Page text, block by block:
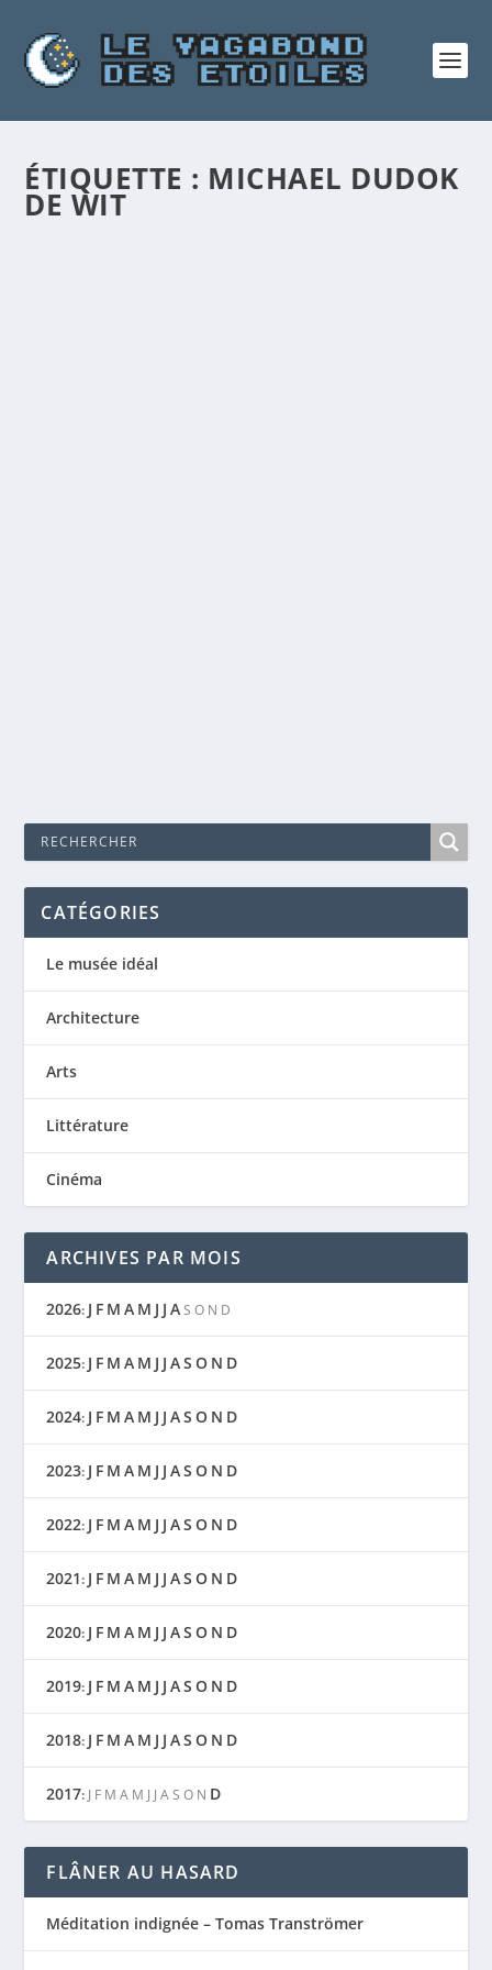
ÉTIQUETTE : MICHAEL DUDOK
DE WIT
CATÉGORIES
Le musée idéal
Architecture
Arts
Littérature
Cinéma
ARCHIVES PAR MOIS
2026: J F M A M J J A S O N D
2025: J F M A M J J AS O N D
2024: J F M A M J J AS O N D
2023: J F M A M J J AS O N D
2022: J F M A M J J AS O N D
2021: J F M A M J J AS O N D
2020: J F M A M J J AS O N D
2019: J F M A M J J AS O N D
2018: J F M A M J J AS O N D
2017: J F M A M J J A S O N D
FLÂNER AU HASARD
Méditation indignée – Tomas Tranströmer